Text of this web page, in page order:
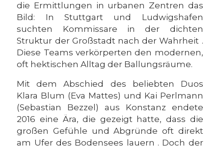
die Ermittlungen in urbanen Zentren das
Bild: In Stuttgart und Ludwigshafen
suchten Kommissare in der dichten
Struktur der Großstadt nach der Wahrheit .
Diese Teams verkörperten den modernen,
oft hektischen Alltag der Ballungsräume.
Mit dem Abschied des beliebten Duos
Klara Blum (Eva Mattes) und Kai Perlmann
(Sebastian Bezzel) aus Konstanz endete
2016 eine Ära, die gezeigt hatte, dass die
großen Gefühle und Abgründe oft direkt
am Ufer des Bodensees lauern . Doch der